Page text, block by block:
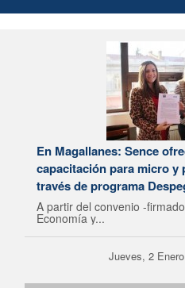
En Magallanes: Sence
capacitación para micro y
través de programa
A partir del convenio -
Economía y...
Jueves, 2